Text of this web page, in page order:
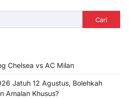
Cari
Chelsea vs AC Milan
Jatuh 12 Agustus, Bolehkah
Amalan Khusus?